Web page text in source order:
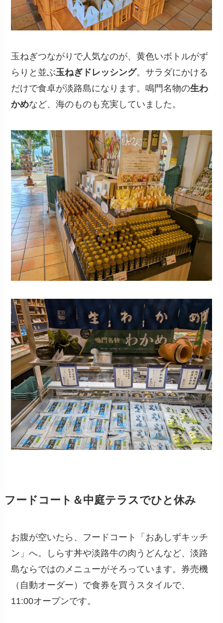
玉ねぎつながりで人気なのが、黄色いボトルがず
らりと並ぶ玉ねぎドレッシング。サラダにかける
だけで食卓が淡路島になります。鳴門名物の生わ
かめなど、海のものも充実していました。
フードコート＆中庭テラスでひと休み
お腹が空いたら、フードコート「おあしずキッチ
ン」へ。しらす丼や淡路牛の肉うどんなど、淡路
島ならではのメニューがそろっています。券売機
（自動オーダー）で食券を買うスタイルで、
11:00オープンです。